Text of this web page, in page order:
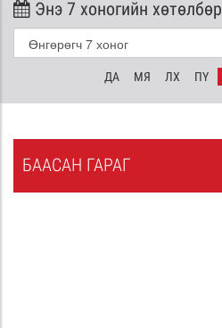
Энэ 7 хоногийн хөтөлбөр
ДА МЯ ЛХ ПҮ
БААСАН ГАРАГ